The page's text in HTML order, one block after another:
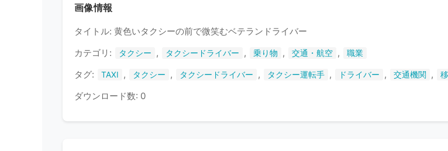
て
画像情報
タイトル: 黄色いタクシーの前で微笑むベテランドライバー
カテゴリ:
タクシー , タクシードライバー , 乗り物 , 交通・航空 , 職業
タグ: TAXI , タクシー , タクシードライバー , タクシー運転手 , ドライバー , 交通機関 ,
ダウンロード数: 0